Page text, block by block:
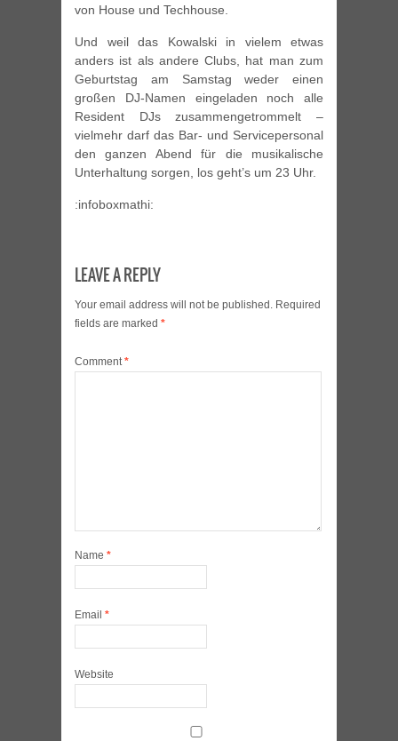
von House und Techhouse.
Und weil das Kowalski in vielem etwas
anders ist als andere Clubs, hat man zum
Geburtstag am Samstag weder einen
großen DJ-Namen eingeladen noch alle
Resident DJs zusammengetrommelt –
vielmehr darf das Bar- und Servicepersonal
den ganzen Abend für die musikalische
Unterhaltung sorgen, los geht’s um 23 Uhr.
:infoboxmathi:
LEAVE A REPLY
Your email address will not be published. Required
fields are marked *
Comment*
Name *
Email *
Website